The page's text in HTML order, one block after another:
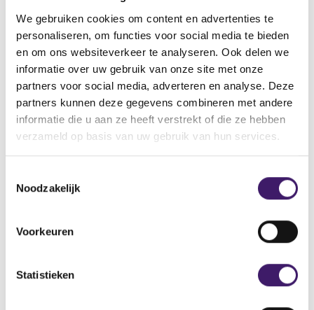
We gebruiken cookies om content en advertenties te
personaliseren, om functies voor social media te bieden
en om ons websiteverkeer te analyseren. Ook delen we
informatie over uw gebruik van onze site met onze
partners voor social media, adverteren en analyse. Deze
partners kunnen deze gegevens combineren met andere
informatie die u aan ze heeft verstrekt of die ze hebben
verzameld op basis van uw gebruik van hun services.
Noodzakelijk
Voorkeuren
Statistieken
Wanneer en hoe moet de klant worden
gewaarschuwd dat advies inwinnen raadzaam is?
Meer weergeven
Mag een klant die de kennis- en ervaringstoets niet
heeft gehaald herkansen?
Meer weergeven
inschatten?
heeft gehaald het product alsnog zonder advies